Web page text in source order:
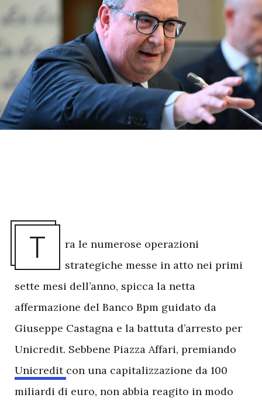
T
ra le numerose operazioni
strategiche messe in atto nei primi
sette mesi dell’anno, spicca la netta
affermazione del Banco Bpm guidato da
Giuseppe Castagna e la battuta d’arresto per
Unicredit. Sebbene Piazza Affari, premiando
Unicredit con una capitalizzazione da 100
miliardi di euro, non abbia reagito in modo